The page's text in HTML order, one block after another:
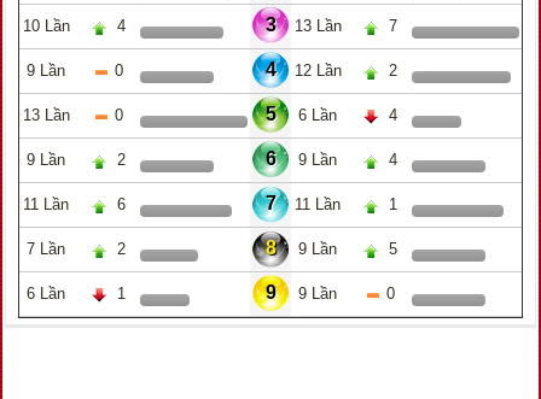
10 Lần 4 3 13 Lần 7
9 Lần 0 4 12 Lần 2
13 Lần 0 5 6 Lần 4
9 Lần 2 6 9 Lần 4
11 Lần 6 7 11 Lần 1
7 Lần 2 8 9 Lần 5
6 Lần 1 9 9 Lần 0